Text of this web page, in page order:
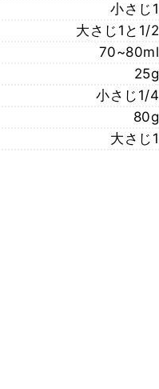
小さじ1
大さじ1と1/2
70~80ml
25g
小さじ1/4
80g
大さじ1